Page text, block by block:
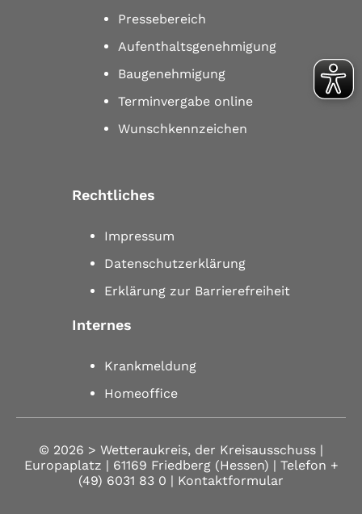
Pressebereich
Aufenthaltsgenehmigung
Baugenehmigung
Terminvergabe online
Wunschkennzeichen
Rechtliches
Impressum
Datenschutzerklärung
Erklärung zur Barrierefreiheit
Internes
Krankmeldung
Homeoffice
© 2026 > Wetteraukreis, der Kreisausschuss |
Europaplatz | 61169 Friedberg (Hessen) | Telefon +
(49) 6031 83 0 | Kontaktformular